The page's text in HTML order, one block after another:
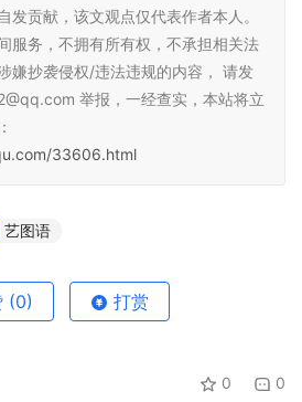
发贡献，该文观点仅代表作者本人。
服务，不拥有所有权，不承担相关法
嫌抄袭侵权/违法违规的内容， 请发
举报，一经查实，本站将立
33606.html
艺图语
(0) 打赏
0 0